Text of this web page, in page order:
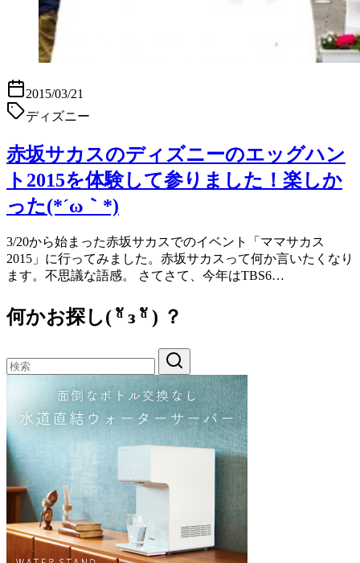
2015/03/21
ディズニー
赤坂サカスのディズニーのエッグハン
ト2015を体験して参りました！楽しか
った(*´ω｀*)
3/20から始まった赤坂サカスでのイベント「ママサカス
2015」に行ってみました。赤坂サカスって何か言いたくなり
ます。不思議な語感。 さてさて、今年はTBS6…
何かお探し( ᵅั ᴈ ᵅั ) ？